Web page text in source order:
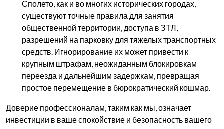
Сполето, как и во многих исторических городах,
существуют точные правила для занятия
общественной территории, доступа в ЗТЛ,
разрешений на парковку для тяжелых транспортных
средств. Игнорирование их может привести к
крупным штрафам, неожиданным блокировкам
переезда и дальнейшим задержкам, превращая
простое перемещение в бюрократический кошмар.
Доверие профессионалам, таким как мы, означает
инвестиции в ваше спокойствие и безопасность вашего